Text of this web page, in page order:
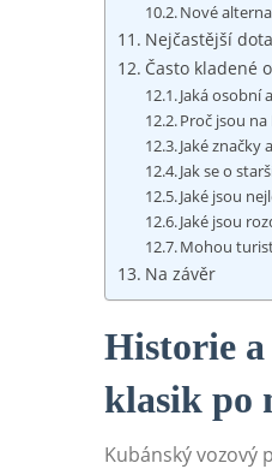
Nové
Nejčastější​
Často‌ kladené
Jaká ⁢osobní
Proč jsou
Jaké​
Jak se o
Jaké jsou
Jaké jsou
Mohou
Na⁢ závěr
Historie‌
klasik po
Kubánský vozový